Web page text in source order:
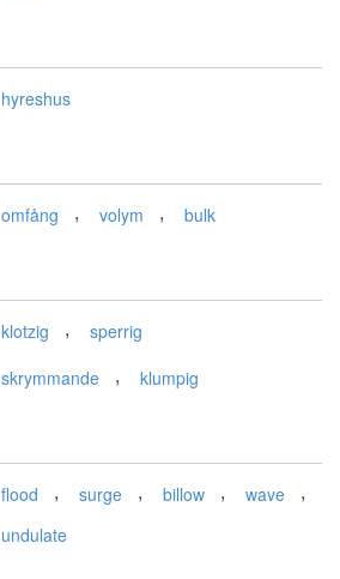
hyreshus
omfång , volym , bulk
klotzig , sperrig
skrymmande , klumpig
flood , surge , billow , wave ,
undulate